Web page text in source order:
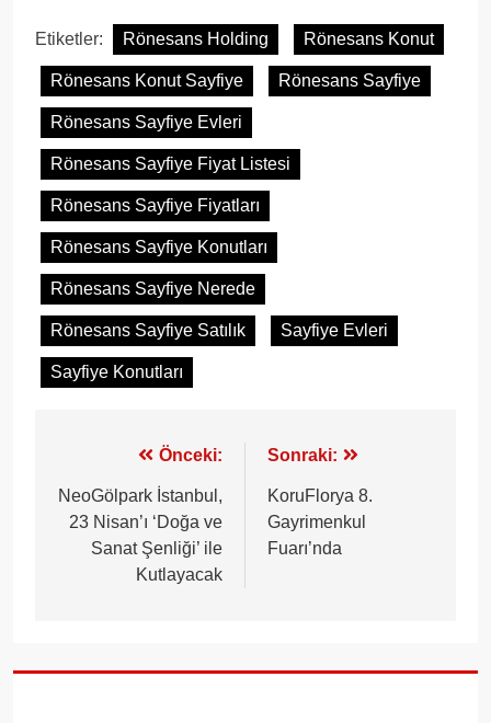
Etiketler: Rönesans Holding Rönesans Konut
Rönesans Konut Sayfiye Rönesans Sayfiye
Rönesans Sayfiye Evleri
Rönesans Sayfiye Fiyat Listesi
Rönesans Sayfiye Fiyatları
Rönesans Sayfiye Konutları
Rönesans Sayfiye Nerede
Rönesans Sayfiye Satılık Sayfiye Evleri
Sayfiye Konutları
gezinmesi
Önceki:
NeoGölpark İstanbul,
23 Nisan’ı ‘Doğa ve
Sanat Şenliği’ ile
Kutlayacak
Sonraki:
KoruFlorya 8.
Gayrimenkul
Fuarı’nda